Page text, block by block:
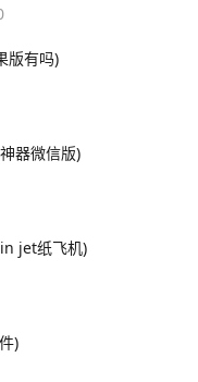
版有吗)
器微信版)
jet纸飞机)
)